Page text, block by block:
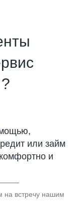
или займ
и
на встречу нашим